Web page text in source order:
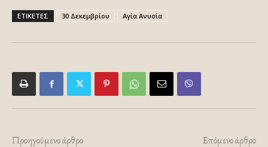
ΕΤΙΚΕΤΕΣ 30 Δεκεμβρίου Αγία Ανυσία
Προηγούμενο άρθρο Επόμενο άρθρο